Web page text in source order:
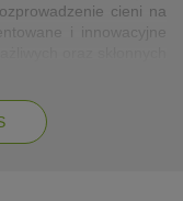
cieni na
i innowacyjne